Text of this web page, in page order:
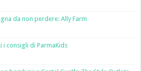
da non perdere: Ally Farm
i consigli di ParmaKids